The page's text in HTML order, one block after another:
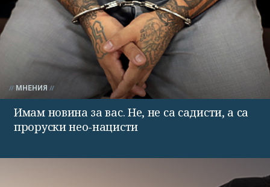
МНЕНИЯ
Имам новина за вас. Не, не са садисти, а са
проруски нео-нацисти